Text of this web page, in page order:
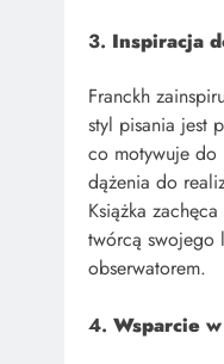
3. Inspiracja
Franckh
styl pisania jest
co motywuje
dążenia do
Książka
twórcą swojego
obserwatorem.
4. Wsparcie